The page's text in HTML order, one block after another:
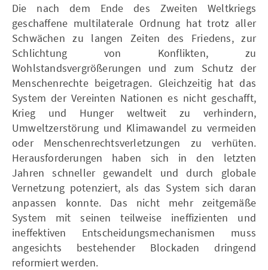
Die nach dem Ende des Zweiten Weltkriegs
geschaffene multilaterale Ordnung hat trotz aller
Schwächen zu langen Zeiten des Friedens, zur
Schlichtung von Konflikten, zu
Wohlstandsvergrößerungen und zum Schutz der
Menschenrechte beigetragen. Gleichzeitig hat das
System der Vereinten Nationen es nicht geschafft,
Krieg und Hunger weltweit zu verhindern,
Umweltzerstörung und Klimawandel zu vermeiden
oder Menschenrechtsverletzungen zu verhüten.
Herausforderungen haben sich in den letzten
Jahren schneller gewandelt und durch globale
Vernetzung potenziert, als das System sich daran
anpassen konnte. Das nicht mehr zeitgemäße
System mit seinen teilweise ineffizienten und
ineffektiven Entscheidungsmechanismen muss
angesichts bestehender Blockaden dringend
reformiert werden.